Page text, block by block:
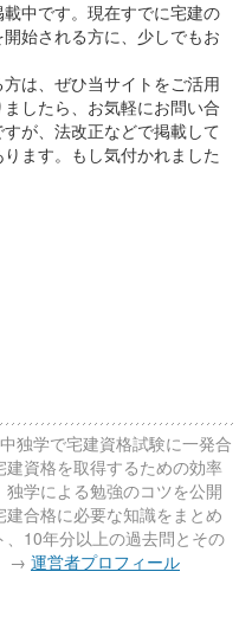
中です。現在すでに宅建の
始される方に、少しでもお
は、ぜひ当サイトをご活用
したら、お気軽にお問い合
が、法改正などで掲載して
ます。もし気付かれました
独学で宅建資格試験に一発合
建資格を取得するための効率
独学による勉強のコツを公開
建合格に必要な知識をまとめ
、10年分以上の過去問とその
→ 運営者プロフィール